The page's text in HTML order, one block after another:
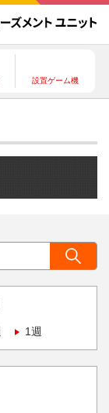
設置ゲーム機
1週